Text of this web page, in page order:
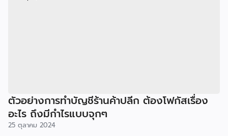
ตัวอย่างการทำบัญชีร้านค้าปลีก ต้องโฟกัสเรื่อง
อะไร ถึงมีกำไรแบบจุกๆ
25 ตุลาคม 2024